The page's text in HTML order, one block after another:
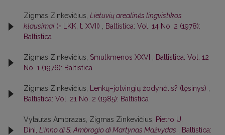
Zigmas Zinkevičius, Lietuvių arealinės lingvistikos
klausimai (= LKK, t. XVII) , Baltistica: Vol. 14 No. 2 (1978):
Baltistica
Zigmas Zinkevičius, Smulkmenos XXVI , Baltistica: Vol. 12
No. 1 (1976): Baltistica
Zigmas Zinkevičius, Lenkų–jotvingių žodynėlis? (tęsinys) ,
Baltistica: Vol. 21 No. 2 (1985): Baltistica
Vytautas Ambrazas, Zigmas Zinkevičius, Pietro U.
Dini, L'inno di S. Ambrogio di Martynas Mažvydas , Baltistica: